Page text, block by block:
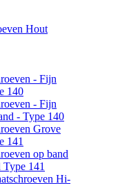
Hout
- Fijn
140
- Fijn
- Type 140
Grove
141
op band
Type 141
Hi-